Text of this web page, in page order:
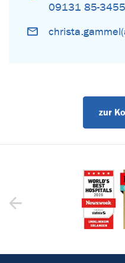
09131 85-
zur